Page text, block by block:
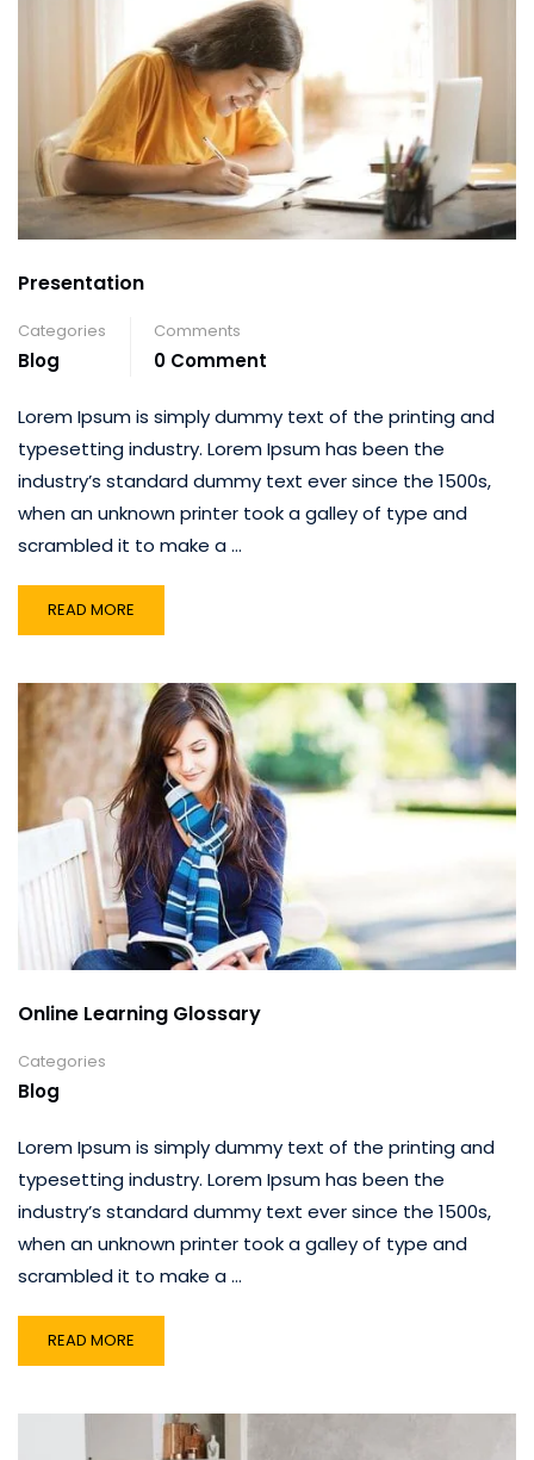
Presentation
Categories
Blog
Comments
0 Comment
Lorem Ipsum is simply dummy text of the printing and
typesetting industry. Lorem Ipsum has been the
industry’s standard dummy text ever since the 1500s,
when an unknown printer took a galley of type and
scrambled it to make a …
READ MORE
Online Learning Glossary
Categories
Blog
Lorem Ipsum is simply dummy text of the printing and
typesetting industry. Lorem Ipsum has been the
industry’s standard dummy text ever since the 1500s,
when an unknown printer took a galley of type and
scrambled it to make a …
READ MORE